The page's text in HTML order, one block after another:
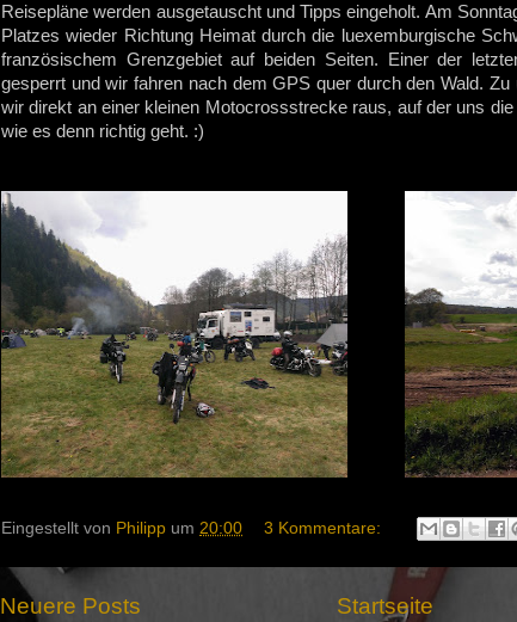
Reisepläne werden ausgetauscht und Tipps eingeholt. Am
Platzes wieder Richtung Heimat durch die luexemburgische
französischem Grenzgebiet auf beiden Seiten. Einer der
gesperrt und wir fahren nach dem GPS quer durch den Wald.
wir direkt an einer kleinen Motocrossstrecke raus, auf der uns
wie es denn richtig geht. :)
Eingestellt von Philipp um 20:00 3 Kommentare:
Neuere Posts Startseite